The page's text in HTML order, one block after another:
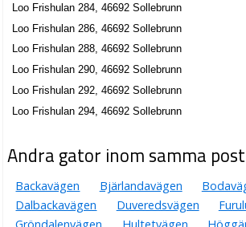
Loo Frishulan 284, 46692 Sollebrunn
Loo Frishulan 286, 46692 Sollebrunn
Loo Frishulan 288, 46692 Sollebrunn
Loo Frishulan 290, 46692 Sollebrunn
Loo Frishulan 292, 46692 Sollebrunn
Loo Frishulan 294, 46692 Sollebrunn
Andra gator inom samma
Backavägen Bjärlandavägen
Dalbackavägen
Duveredsvägen